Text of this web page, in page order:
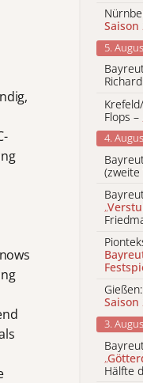
Saison
5.
Flops –
4.
(zweite
„
Saison
3.
„
Hälfte